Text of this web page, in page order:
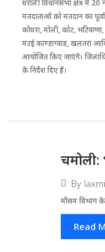
थराली विधानसभा क्षेत्र में 20
मतदाताओं को मतदान का
कोथरा, मोली, कोट,
मटई काण्डाग्वाड, खलतरा आदि
आयोजित किए जाएंगे।
के निर्देश दिए हैं।
By
मौसम विभाग
Read